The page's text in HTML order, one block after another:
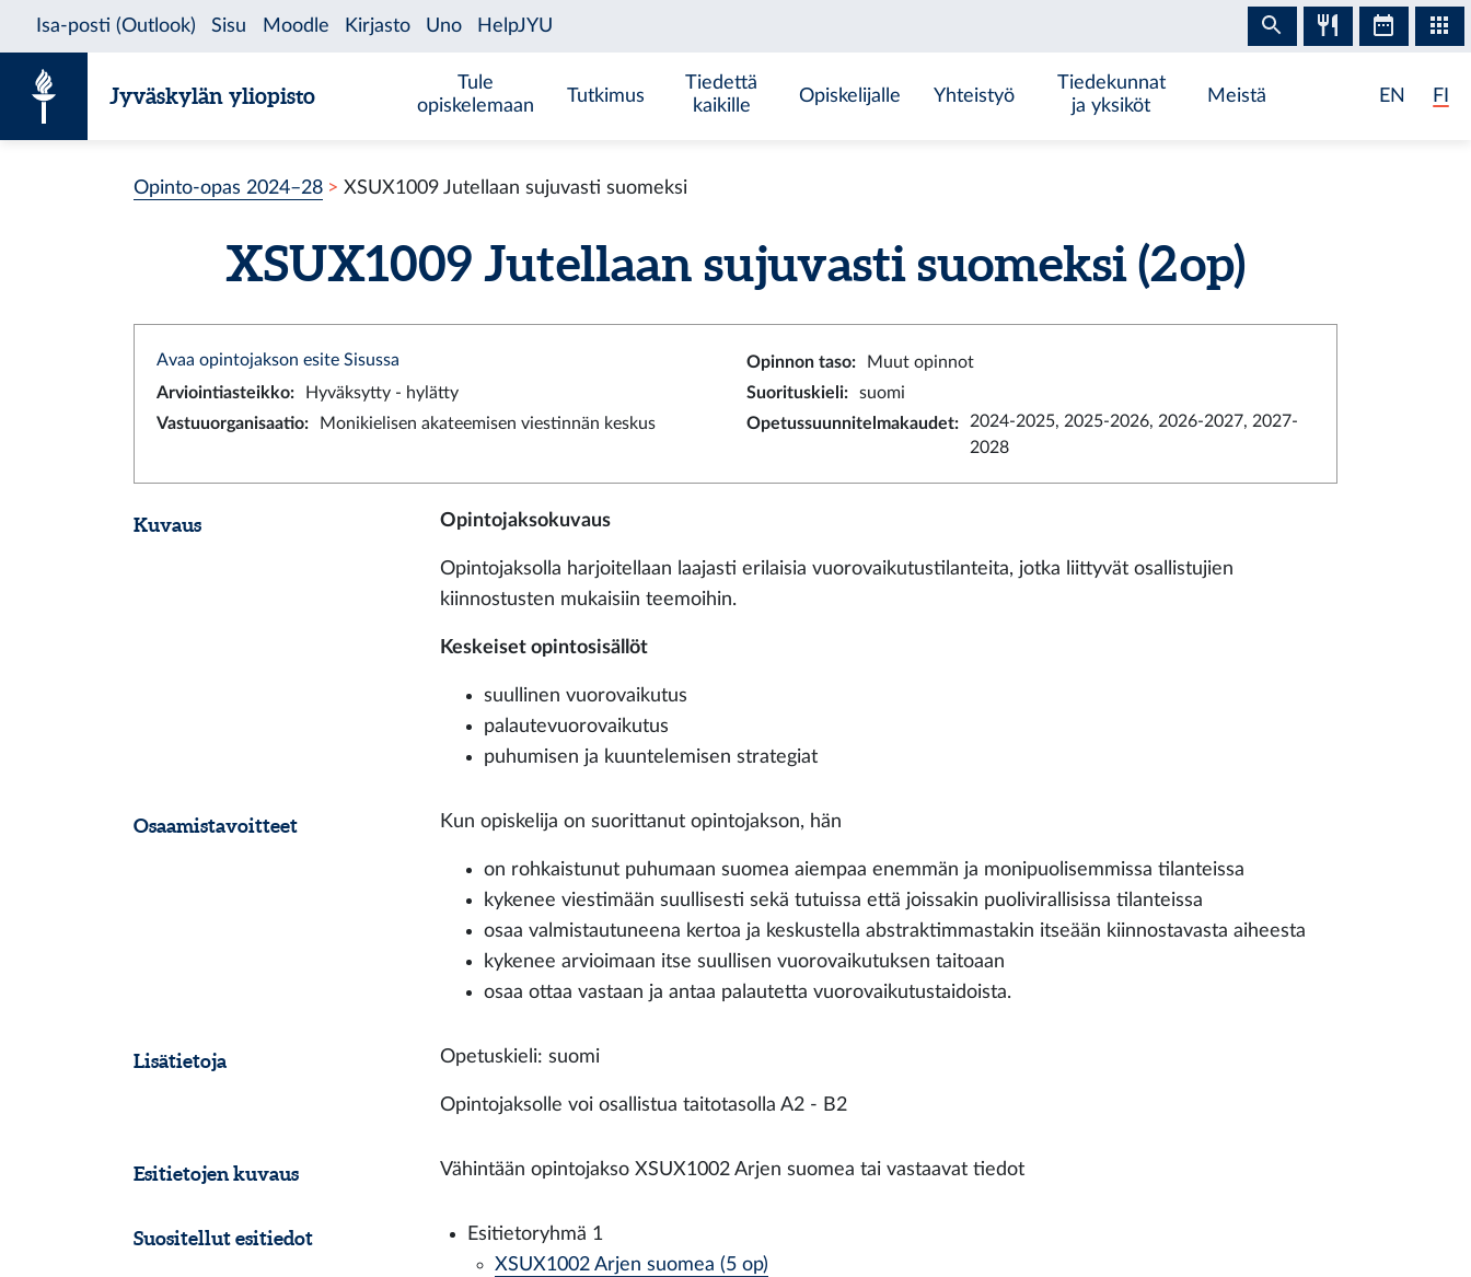
Jyväskylän yliopisto
Tule
opiskelemaan
Tutkimus
Tiedettä
kaikille
Opiskelijalle Yhteistyö
Tiedekunnat
ja yksiköt
Meistä EN FI
Opinto-opas 2024–28 XSUX1009 Jutellaan sujuvasti suomeksi
XSUX1009 Jutellaan sujuvasti suomeksi (2 op)
Avaa opintojakson esite Sisussa Opinnon taso:
Muut opinnot
Arviointiasteikko: Hyväksytty - hylätty Suorituskieli:
suomi
Vastuuorganisaatio: Monikielisen akateemisen viestinnän keskus Opetussuunnitelmakaudet:
2024-2025, 2025-2026, 2026-2027, 2027-
2028
Kuvaus Opintojaksokuvaus
Opintojaksolla harjoitellaan laajasti erilaisia vuorovaikutustilanteita, jotka liittyvät osallistujien
kiinnostusten mukaisiin teemoihin.
Keskeiset opintosisällöt
suullinen vuorovaikutus
palautevuorovaikutus
puhumisen ja kuuntelemisen strategiat
Osaamistavoitteet Kun opiskelija on suorittanut opintojakson, hän
on rohkaistunut puhumaan suomea aiempaa enemmän ja monipuolisemmissa tilanteissa
kykenee viestimään suullisesti sekä tutuissa että joissakin puolivirallisissa tilanteissa
osaa valmistautuneena kertoa ja keskustella abstraktimmastakin itseään kiinnostavasta aiheesta
kykenee arvioimaan itse suullisen vuorovaikutuksen taitoaan
osaa ottaa vastaan ja antaa palautetta vuorovaikutustaidoista.
Lisätietoja Opetuskieli: suomi
Opintojaksolle voi osallistua taitotasolla A2 - B2
Esitietojen kuvaus Vähintään opintojakso XSUX1002 Arjen suomea tai vastaavat tiedot
Suositellut esitiedot
Esitietoryhmä 1
XSUX1002 Arjen suomea (5 op)